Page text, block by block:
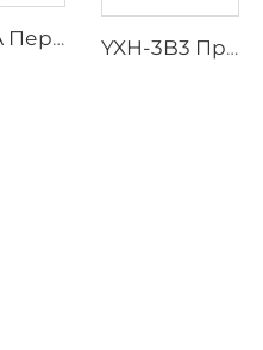
YXH-5A Переносное складное кресло для экстренных ситуаций из алюминия YXH-3B3 Профессиональные экстренные складные носилки для скорой помощи